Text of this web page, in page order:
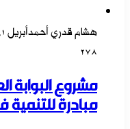
هشام قدري أحمدأبريل 1, 2026
278
مشروع البوابة
مبادرة للتنمية